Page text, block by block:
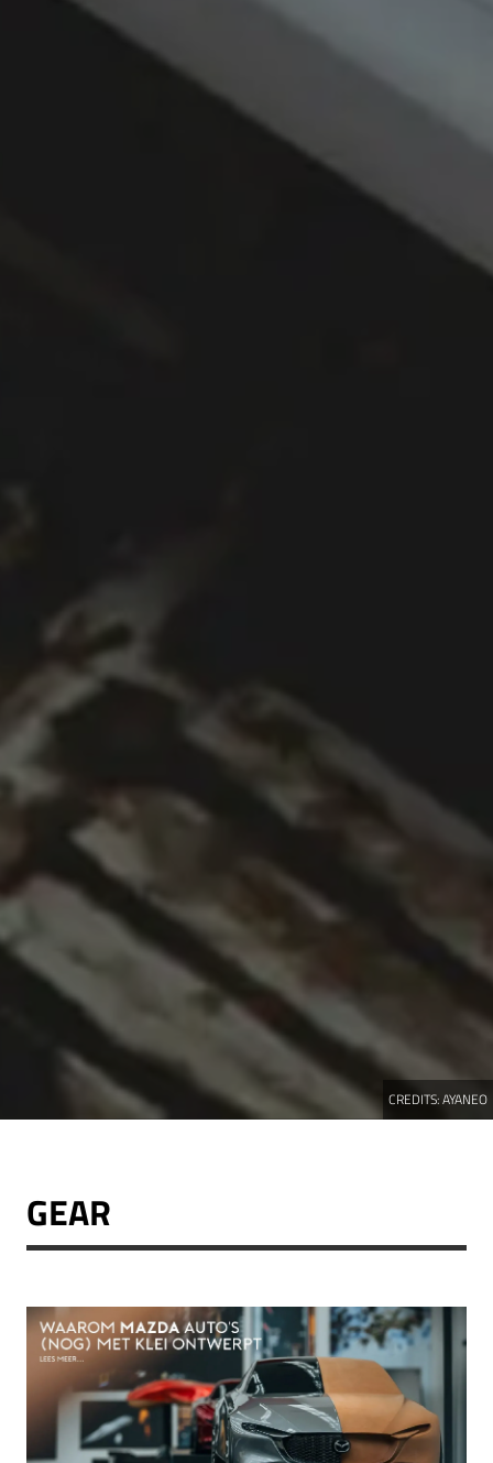
CREDITS:AYANEO
GEAR